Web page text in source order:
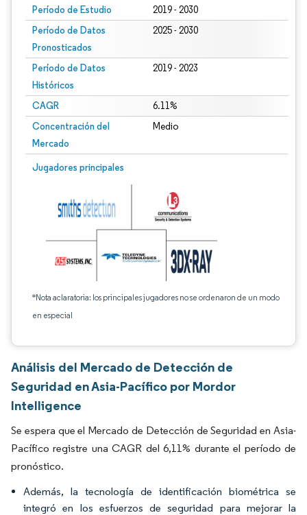
Período de Estudio 2019 - 2030
Período de Datos
Pronosticados
2025 - 2030
Período de Datos
Históricos
2019 - 2023
CAGR 6.11%
Concentración del
Mercado
Medio
Jugadores principales
*Nota aclaratoria: los principales jugadores no se ordenaron de un modo
en especial
Análisis del Mercado de Detección de
Seguridad en Asia-Pacífico por Mordor
Intelligence
Se espera que el Mercado de Detección de Seguridad en Asia-
Pacífico registre una CAGR del 6,11% durante el período de
pronóstico.
Además, la tecnología de identificación biométrica se
integró en los esfuerzos de seguridad para mejorar la